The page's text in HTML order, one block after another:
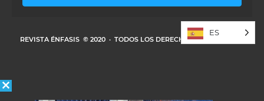
REVISTA ÉNFASIS © 2020 · TODOS LOS DERECHOS RESERVADOS
ES